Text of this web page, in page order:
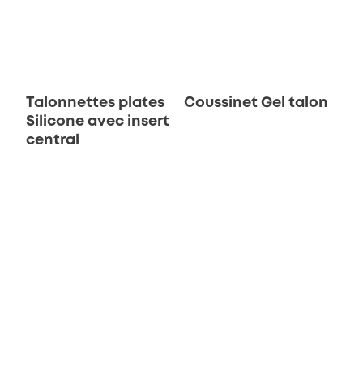
Talonnettes plates
Silicone avec insert
central
Coussinet Gel talon